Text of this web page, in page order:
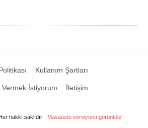
Kullanım Şartları
Vermek İstiyorum İletişim
hakkı saklıdır Masaüstü versiyonu görüntüle